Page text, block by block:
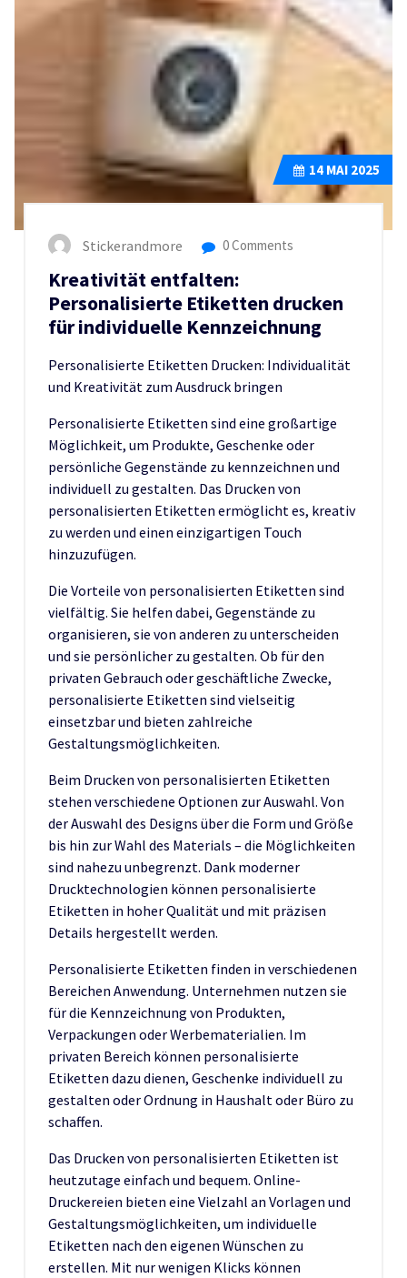
14 MAI 2025
Stickerandmore 0 Comments
Kreativität entfalten:
Personalisierte Etiketten drucken
für individuelle Kennzeichnung
Personalisierte Etiketten Drucken: Individualität
und Kreativität zum Ausdruck bringen
Personalisierte Etiketten sind eine großartige
Möglichkeit, um Produkte, Geschenke oder
persönliche Gegenstände zu kennzeichnen und
individuell zu gestalten. Das Drucken von
personalisierten Etiketten ermöglicht es, kreativ
zu werden und einen einzigartigen Touch
hinzuzufügen.
Die Vorteile von personalisierten Etiketten sind
vielfältig. Sie helfen dabei, Gegenstände zu
organisieren, sie von anderen zu unterscheiden
und sie persönlicher zu gestalten. Ob für den
privaten Gebrauch oder geschäftliche Zwecke,
personalisierte Etiketten sind vielseitig
einsetzbar und bieten zahlreiche
Gestaltungsmöglichkeiten.
Beim Drucken von personalisierten Etiketten
stehen verschiedene Optionen zur Auswahl. Von
der Auswahl des Designs über die Form und Größe
bis hin zur Wahl des Materials – die Möglichkeiten
sind nahezu unbegrenzt. Dank moderner
Drucktechnologien können personalisierte
Etiketten in hoher Qualität und mit präzisen
Details hergestellt werden.
Personalisierte Etiketten finden in verschiedenen
Bereichen Anwendung. Unternehmen nutzen sie
für die Kennzeichnung von Produkten,
Verpackungen oder Werbematerialien. Im
privaten Bereich können personalisierte
Etiketten dazu dienen, Geschenke individuell zu
gestalten oder Ordnung in Haushalt oder Büro zu
schaffen.
Das Drucken von personalisierten Etiketten ist
heutzutage einfach und bequem. Online-
Druckereien bieten eine Vielzahl an Vorlagen und
Gestaltungsmöglichkeiten, um individuelle
Etiketten nach den eigenen Wünschen zu
erstellen. Mit nur wenigen Klicks können